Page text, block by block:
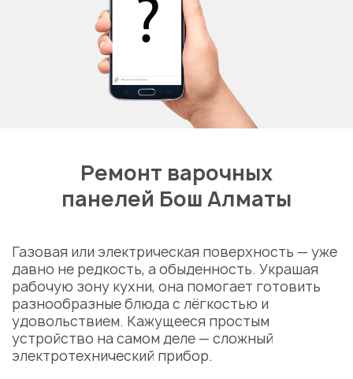
Ремонт варочных
панелей Бош Алматы
Газовая или электрическая поверхность — уже
давно не редкость, а обыденность. Украшая
рабочую зону кухни, она помогает готовить
разнообразные блюда с лёгкостью и
удовольствием. Кажущееся простым
устройство на самом деле — сложный
электротехнический прибор.